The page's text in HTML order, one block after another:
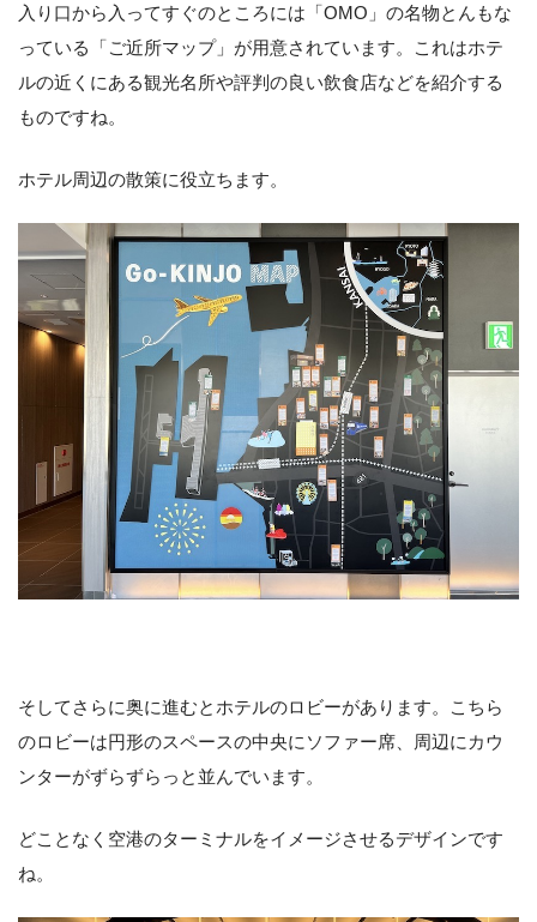
入り口から入ってすぐのところには「OMO」の名物とんもな
っている「ご近所マップ」が用意されています。これはホテ
ルの近くにある観光名所や評判の良い飲食店などを紹介する
ものですね。
ホテル周辺の散策に役立ちます。
そしてさらに奥に進むとホテルのロビーがあります。こちら
のロビーは円形のスペースの中央にソファー席、周辺にカウ
ンターがずらずらっと並んでいます。
どことなく空港のターミナルをイメージさせるデザインです
ね。